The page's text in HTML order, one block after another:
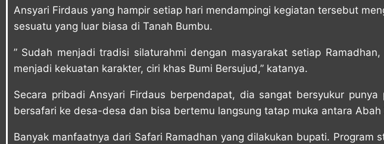
Ansyari Firdaus yang hampir setiap hari mendampingi kegiatan tersebut
sesuatu yang luar biasa di Tanah Bumbu.
” Sudah menjadi tradisi silaturahmi dengan masyarakat setiap
menjadi kekuatan karakter, ciri khas Bumi Bersujud,” katanya.
Secara pribadi Ansyari Firdaus berpendapat, dia sangat bersyukur
bersafari ke desa-desa dan bisa bertemu langsung tatap muka antara
Banyak manfaatnya dari Safari Ramadhan yang dilakukan bupati. Program